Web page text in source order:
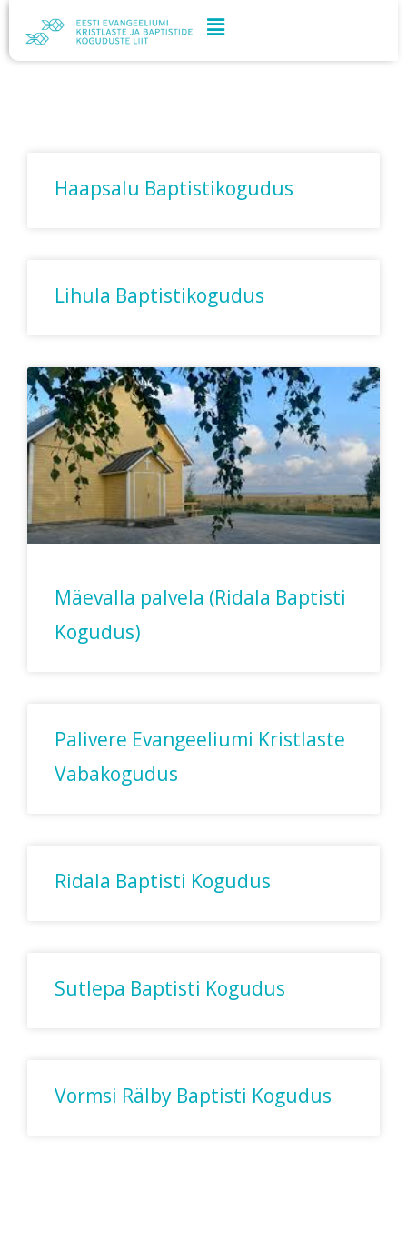
content
Haapsalu Baptistikogudus
Lihula Baptistikogudus
Mäevalla palvela (Ridala Baptisti
Kogudus)
Palivere Evangeeliumi Kristlaste
Vabakogudus
Ridala Baptisti Kogudus
Sutlepa Baptisti Kogudus
Vormsi Rälby Baptisti Kogudus